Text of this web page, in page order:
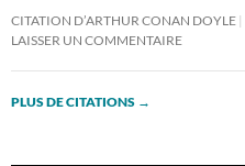
CITATION D’ARTHUR CONAN DOYLE
LAISSER UN COMMENTAIRE
PLUS DE CITATIONS →